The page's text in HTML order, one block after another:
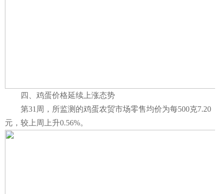
四、鸡蛋价格延续上涨态势
第31周，所监测的鸡蛋农贸市场零售均价为每500克7.20
元，较上周上升0.56%。